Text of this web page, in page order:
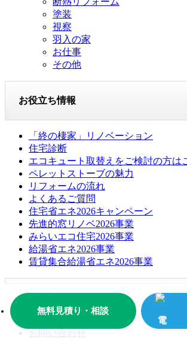
無料見積り・相談
塗装
視察
羽入の家
お仕事
その他
お役立ち情報
「終の棲家」リノベーション
住宅診断
エコキュート取替えをご検討の方は
ペレットストーブの魅力
リフォームの流れ
よくあるご質問
住宅省エネ2026キャンペーン
先進的窓リノベ2026事業
みらいエコ住宅2026事業
給湯省エネ2026事業
賃貸集合給湯省エネ2026事業
お問い合わせ
お問い合わせ